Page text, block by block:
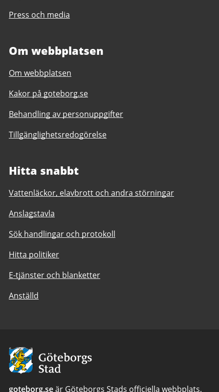
Press och media
Om webbplatsen
Om webbplatsen
Kakor på goteborg.se
Behandling av personuppgifter
Tillgänglighetsredogörelse
Hitta snabbt
Vattenläckor, elavbrott och andra störningar
Anslagstavla
Sök handlingar och protokoll
Hitta politiker
E-tjänster och blanketter
Anställd
Avsändare:
Göteborgs
Stad
goteborg.seär Göteborgs Stads officiella webbplats.